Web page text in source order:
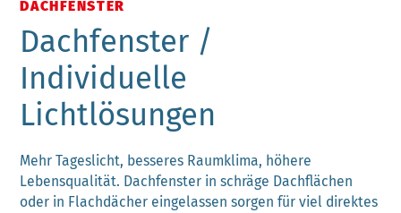
DACHFENSTER
Dachfenster /
Individuelle
Lichtlösungen
Mehr Tageslicht, besseres Raumklima, höhere
Lebensqualität. Dachfenster in schräge Dachflächen
oder in Flachdächer eingelassen sorgen für viel direktes